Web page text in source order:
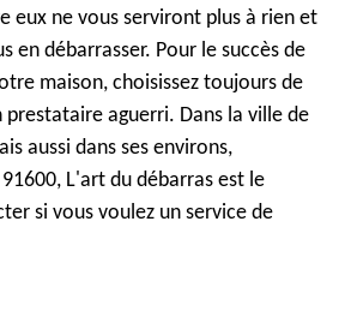
eux ne vous serviront plus à rien et
en débarrasser. Pour le succès de
maison, choisissez toujours de
aguerri. Dans la ville de
aussi dans ses environs,
L'art du débarras est le
si vous voulez un service de